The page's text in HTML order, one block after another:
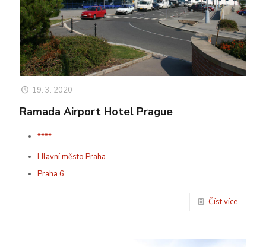
19. 3. 2020
Ramada Airport Hotel Prague
****
Hlavní město Praha
Praha 6
Číst více